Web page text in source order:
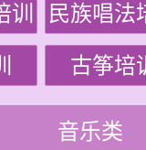
民族唱法
古筝培
音乐类